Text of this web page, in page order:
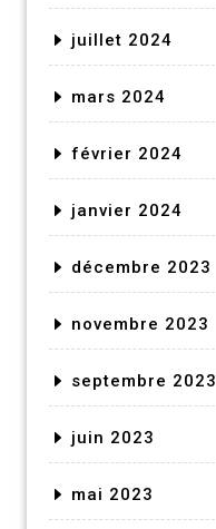
juillet 2024
mars 2024
février 2024
janvier 2024
décembre 2023
novembre 2023
septembre 2023
juin 2023
mai 2023